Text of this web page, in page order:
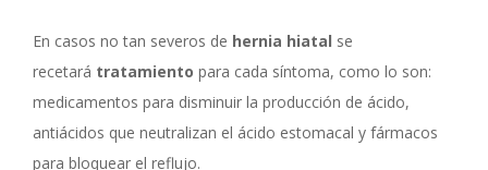
En casos no tan severos de hernia hiatal se
recetará tratamiento para cada síntoma, como lo son:
medicamentos para disminuir la producción de ácido,
antiácidos que neutralizan el ácido estomacal y fármacos
para bloquear el reflujo.
DR. GERMÁN CASTELAZO RAMÍREZ
El Dr. Germán Castelazo Ramírez es cirujano general